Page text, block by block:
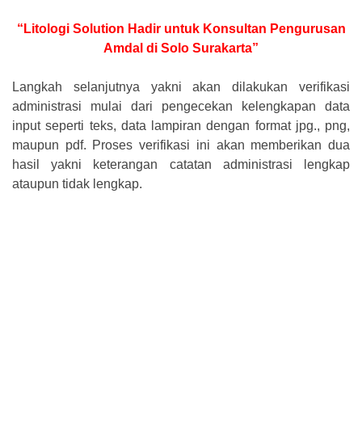
“Litologi Solution Hadir untuk Konsultan Pengurusan
Amdal di Solo Surakarta”
Langkah selanjutnya yakni akan dilakukan verifikasi
administrasi mulai dari pengecekan kelengkapan data
input seperti teks, data lampiran dengan format jpg., png,
maupun pdf. Proses verifikasi ini akan memberikan dua
hasil yakni keterangan catatan administrasi lengkap
ataupun tidak lengkap.